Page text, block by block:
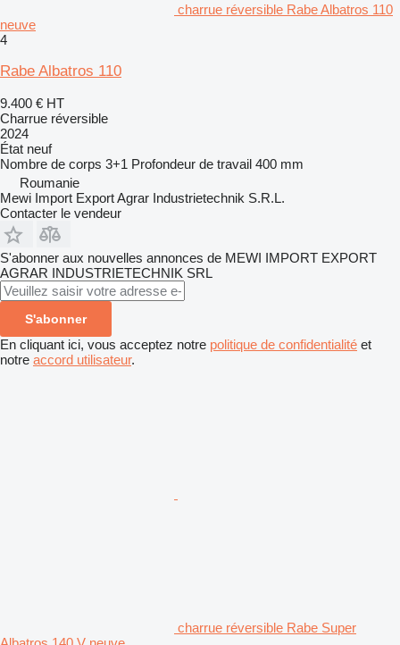
charrue réversible Rabe Albatros 110
neuve
4
Rabe Albatros 110
9.400 € HT
Charrue réversible
2024
État neuf
Nombre de corps 3+1 Profondeur de travail 400 mm
Roumanie
Mewi Import Export Agrar Industrietechnik S.R.L.
Contacter le vendeur
S'abonner aux nouvelles annonces de MEWI IMPORT EXPORT
AGRAR INDUSTRIETECHNIK SRL
S'abonner
En cliquant ici, vous acceptez notre politique de confidentialité et
notre accord utilisateur.
charrue réversible Rabe Super